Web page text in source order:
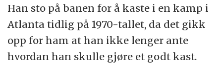
Han sto på banen for å kaste i en kamp i
Atlanta tidlig på 1970-tallet, da det gikk
opp for ham at han ikke lenger ante
hvordan han skulle gjøre et godt kast.